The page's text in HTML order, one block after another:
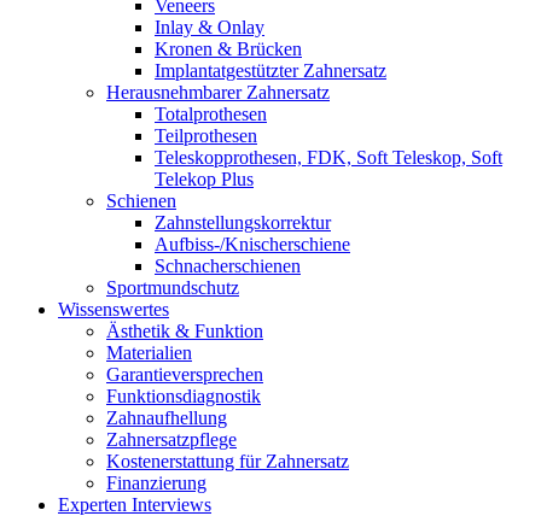
Veneers
Inlay & Onlay
Kronen & Brücken
Implantatgestützter Zahnersatz
Herausnehmbarer Zahnersatz
Totalprothesen
Teilprothesen
Teleskopprothesen, FDK, Soft Teleskop, Soft
Telekop Plus
Schienen
Zahnstellungskorrektur
Aufbiss-/Knischerschiene
Schnacherschienen
Sportmundschutz
Wissenswertes
Ästhetik & Funktion
Materialien
Garantieversprechen
Funktionsdiagnostik
Zahnaufhellung
Zahnersatzpflege
Kostenerstattung für Zahnersatz
Finanzierung
Experten Interviews